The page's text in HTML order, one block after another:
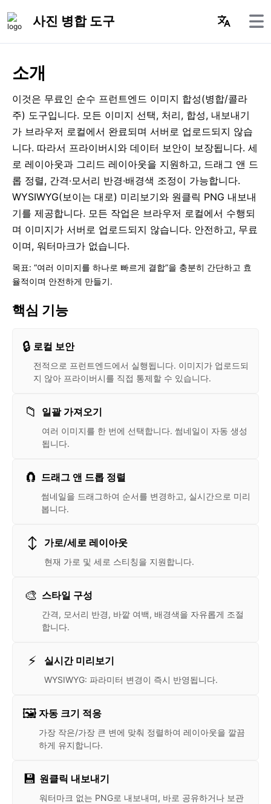
사진 병합 도구
소개
이것은 무료인 순수 프런트엔드 이미지 합성(병합/콜라
주) 도구입니다. 모든 이미지 선택, 처리, 합성, 내보내기
가 브라우저 로컬에서 완료되며 서버로 업로드되지 않습
니다. 따라서 프라이버시와 데이터 보안이 보장됩니다. 세
로 레이아웃과 그리드 레이아웃을 지원하고, 드래그 앤 드
롭 정렬, 간격·모서리 반경·배경색 조정이 가능합니다.
WYSIWYG(보이는 대로) 미리보기와 원클릭 PNG 내보내
기를 제공합니다. 모든 작업은 브라우저 로컬에서 수행되
며 이미지가 서버로 업로드되지 않습니다. 안전하고, 무료
이며, 워터마크가 없습니다.
목표: “여러 이미지를 하나로 빠르게 결합”을 충분히 간단하고 효
율적이며 안전하게 만들기.
핵심 기능
🔒 로컬 보안
전적으로 프런트엔드에서 실행됩니다. 이미지가 업로드되
지 않아 프라이버시를 직접 통제할 수 있습니다.
📁 일괄 가져오기
여러 이미지를 한 번에 선택합니다. 썸네일이 자동 생성
됩니다.
🧲 드래그 앤 드롭 정렬
썸네일을 드래그하여 순서를 변경하고, 실시간으로 미리
봅니다.
↕️ 가로/세로 레이아웃
현재 가로 및 세로 스티칭을 지원합니다.
🎨 스타일 구성
간격, 모서리 반경, 바깥 여백, 배경색을 자유롭게 조절
합니다.
⚡ 실시간 미리보기
WYSIWYG: 파라미터 변경이 즉시 반영됩니다.
🖼️ 자동 크기 적응
가장 작은/가장 큰 변에 맞춰 정렬하여 레이아웃을 깔끔
하게 유지합니다.
💾 원클릭 내보내기
워터마크 없는 PNG로 내보내며, 바로 공유하거나 보관